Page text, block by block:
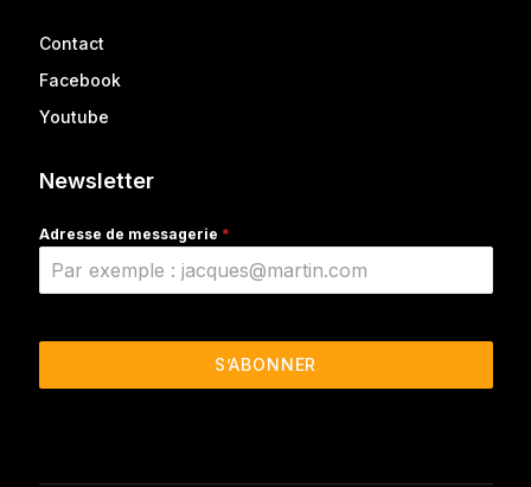
Contact
Facebook
Youtube
Newsletter
Adresse de messagerie *
S’ABONNER